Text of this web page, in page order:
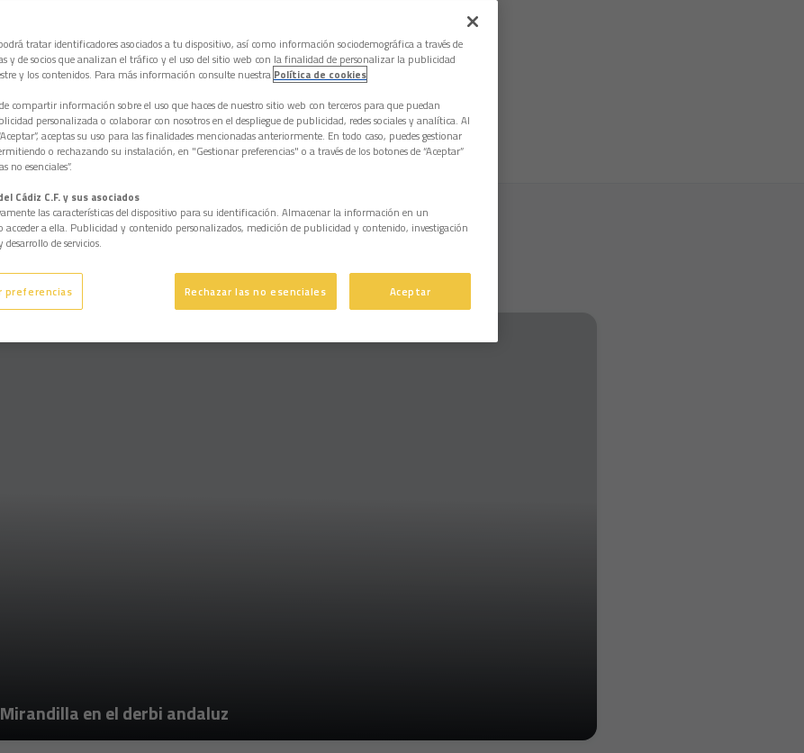
Estadísticas Competición
en el derbi andaluz
tratar identificadores asociados a tu dispositivo, así como información sociodemográfica a través de
y de socios que analizan el tráfico y el uso del sitio web con la finalidad de personalizar la publicidad
y los contenidos. Para más información consulte nuestra Política de cookies
compartir información sobre el uso que haces de nuestro sitio web con terceros para que puedan
personalizada o colaborar con nosotros en el despliegue de publicidad, redes sociales y analítica. Al
aceptas su uso para las finalidades mencionadas anteriormente. En todo caso, puedes gestionar
o rechazando su instalación, en "Gestionar preferencias" o a través de los botones de “Aceptar”
no esenciales”.
Cádiz C.F. y sus asociados
las características del dispositivo para su identificación. Almacenar la información en un
acceder a ella. Publicidad y contenido personalizados, medición de publicidad y contenido, investigación
de servicios.
preferencias Rechazar las no esenciales Aceptar